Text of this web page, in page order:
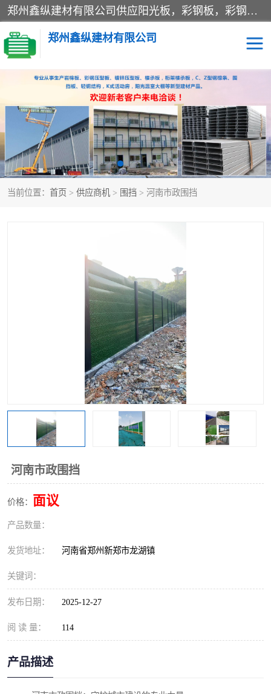
郑州鑫纵建材有限公司供应阳光板，彩钢板，彩钢钢构工程是一家集生产销售租赁安装于一体的企业，主要生产PC采光板，耐力板，仿古琉璃采光板，岩棉板、彩钢压型板、镀锌压型板、桁架楼承板，C、Z型钢檩条、围挡板、轻钢结构，阳光温室大棚等新型建材产品。公司旗下有多台移动式高空压瓦机租赁，承接全国各地业务，专业对外租赁各种型号压瓦机。
郑州鑫纵建材有限公司
当前位置： 首页 > 供应商机 > 围挡 > 河南市政围挡
河南市政围挡
价格： 面议
产品数量：
发货地址： 河南省郑州新郑市龙湖镇
关键词：
发布日期： 2025-12-27
阅 读 量： 114
产品描述
高空瓦机租赁 ASA合成树脂仿古瓦
CZ型钢 FRP采光板
PC多层板 PC耐力板
建筑围挡 楼层板
彩钢板
生产加工单板复合围挡 市